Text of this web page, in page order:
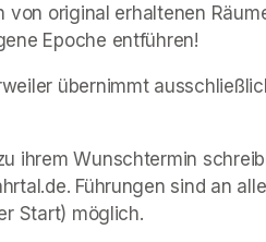
von original erhaltenen
Epoche entführen!
übernimmt
ihrem Wunschtermin
Führungen sind an
Start) möglich.